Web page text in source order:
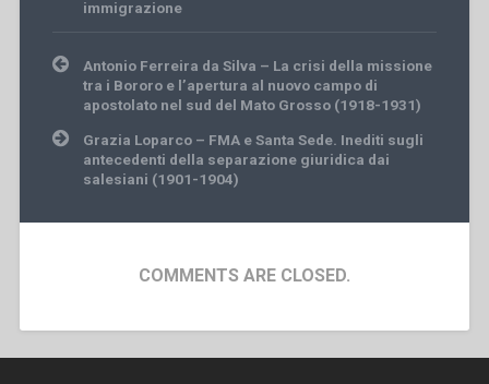
immigrazione
Post
navigation
Antonio Ferreira da Silva – La crisi della missione
tra i Bororo e l’apertura al nuovo campo di
apostolato nel sud del Mato Grosso (1918-1931)
Grazia Loparco – FMA e Santa Sede. Inediti sugli
antecedenti della separazione giuridica dai
salesiani (1901-1904)
COMMENTS ARE CLOSED.